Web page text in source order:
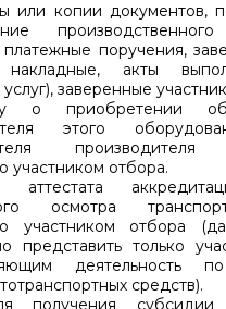
или копии документов,
платежные поручения,
накладные, акты
услуг), заверенные
о приобретении
этого
производителя
участником отбора.
осмотра
участником отбора
представить только
деятельность
средств).